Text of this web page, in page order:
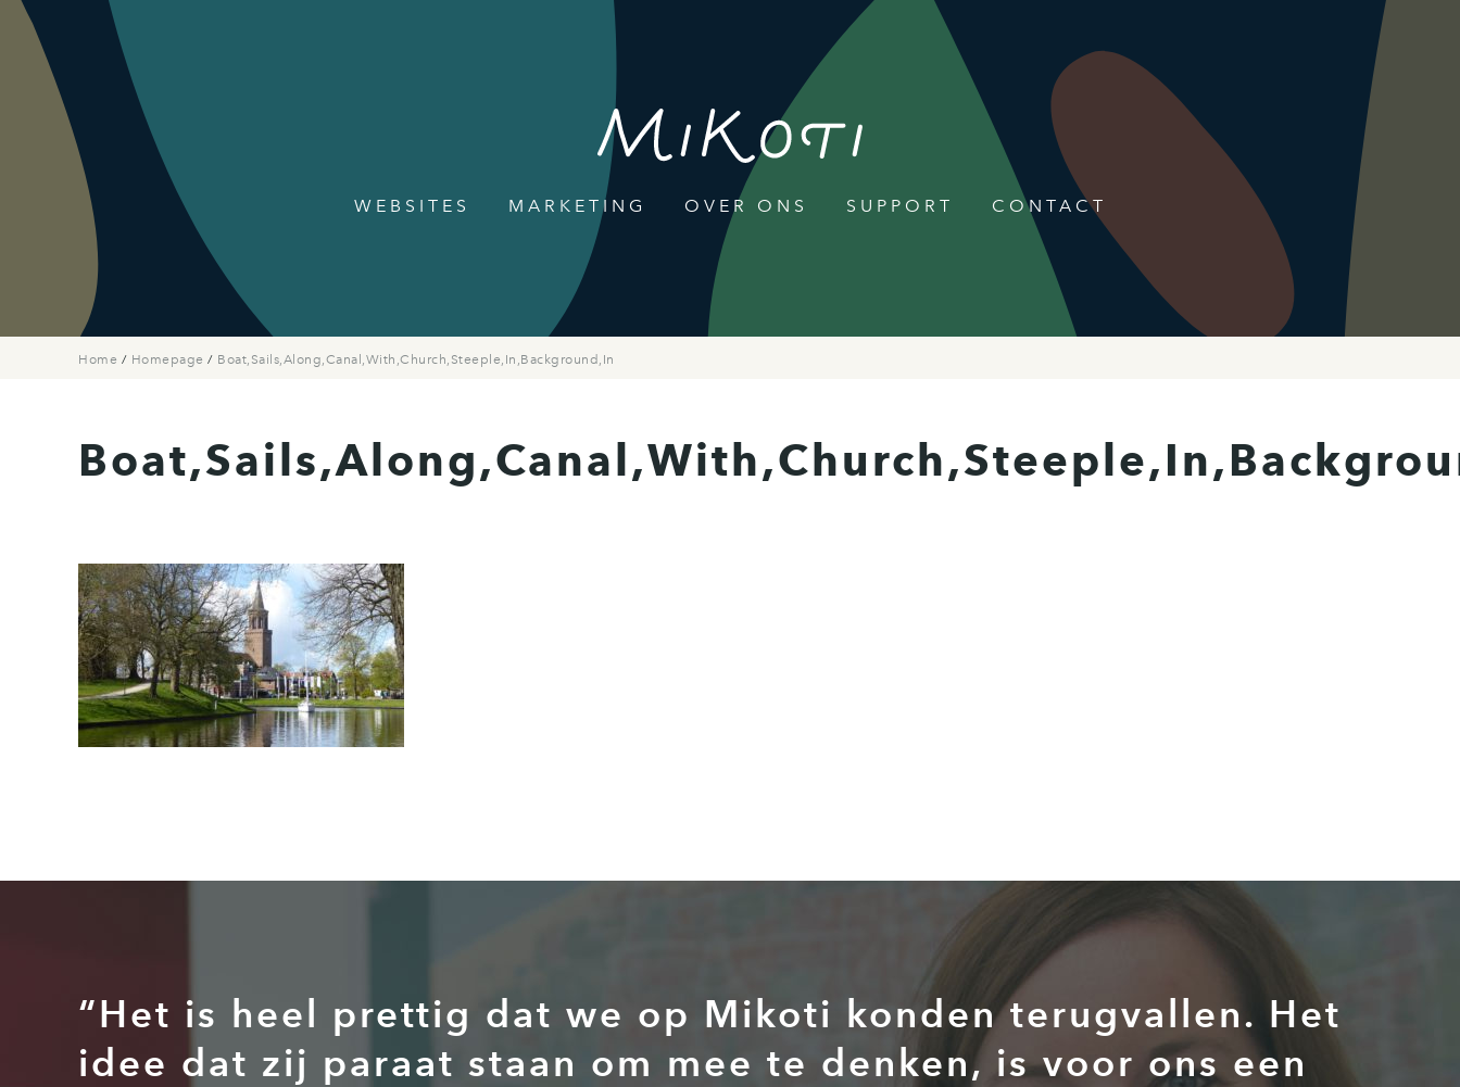
WEBSITES MARKETING OVER ONS SUPPORT CONTACT
Home / Homepage / Boat,Sails,Along,Canal,With,Church,Steeple,In,Background,In
“Het is heel prettig dat we op Mikoti konden terugvallen. Het
idee dat zij paraat staan om mee te denken, is voor ons een